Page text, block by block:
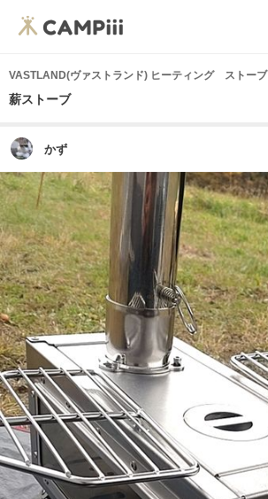
VASTLAND(ヴァストランド) ヒーティング ストーブ
薪ストーブ
かず